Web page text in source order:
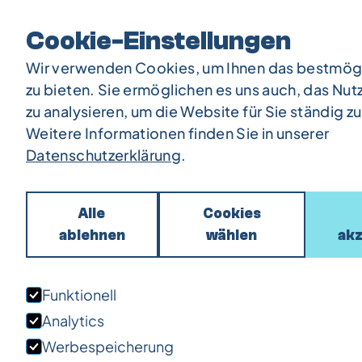
Cookie-Einstellungen
Wir verwenden Cookies, um Ihnen das
zu bieten. Sie ermöglichen es uns auch, das
zu analysieren, um die Website für Sie ständig
Weitere Informationen finden Sie in unserer
Datenschutzerklärung.
Alle
ablehnen
Cookies
wählen
Funktionell
Analytics
Werbespeicherung
Back to Frost Ice Caddy
Angaben gemäß